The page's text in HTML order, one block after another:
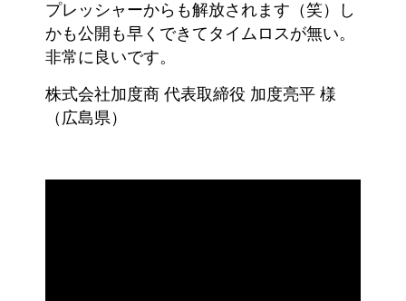
プレッシャーからも解放されます（笑）し
かも公開も早くできてタイムロスが無い。
非常に良いです。
株式会社加度商 代表取締役 加度亮平 様
（広島県）